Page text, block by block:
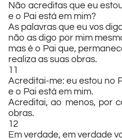
Não acreditas que eu
e o Pai está em mim?
As palavras que eu vos
não as digo por mim
mas é o Pai que,
realiza as suas obras.
11
Acreditai-me: eu estou no
e o Pai está em mim.
Acreditai, ao menos, por
obras.
12
Em verdade, em verdade